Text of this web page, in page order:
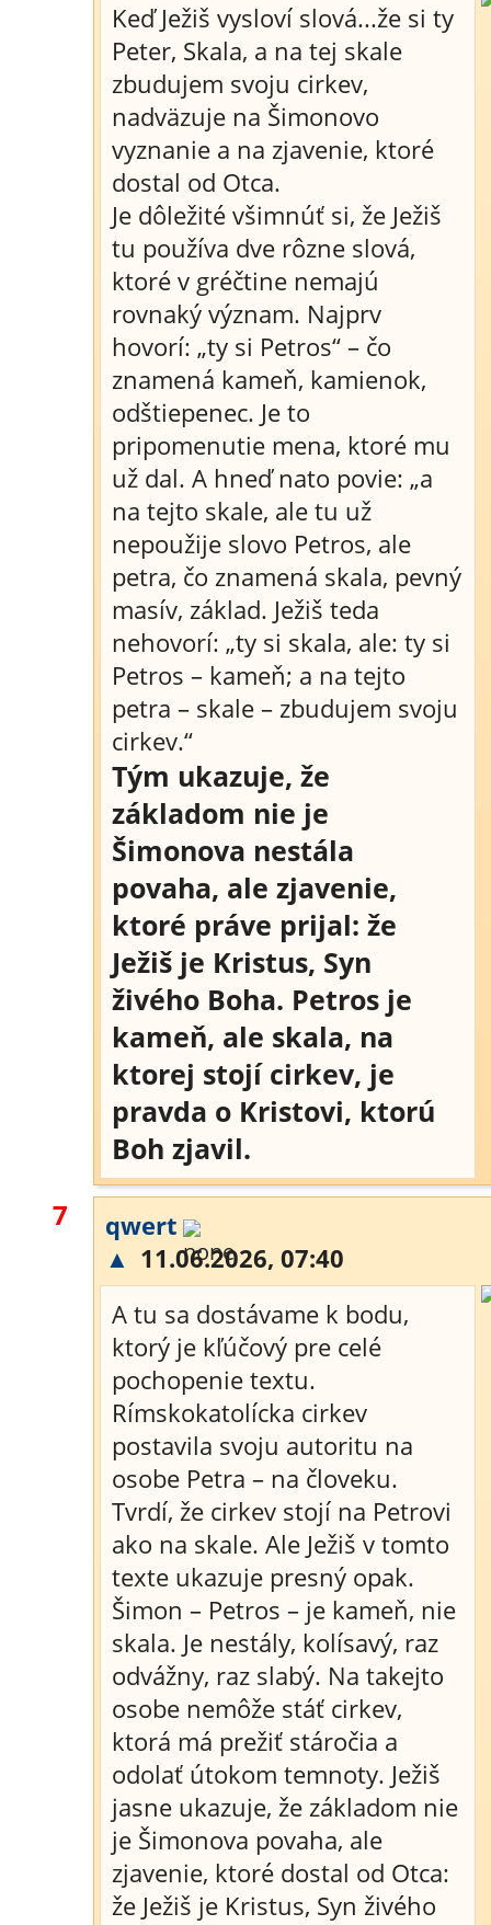
Keď Ježiš vysloví slová...že si ty
Peter, Skala, a na tej skale
zbudujem svoju cirkev,
nadväzuje na Šimonovo
vyznanie a na zjavenie, ktoré
dostal od Otca.
Je dôležité všimnúť si, že Ježiš
tu používa dve rôzne slová,
ktoré v gréčtine nemajú
rovnaký význam. Najprv
hovorí: „ty si Petros“ – čo
znamená kameň, kamienok,
odštiepenec. Je to
pripomenutie mena, ktoré mu
už dal. A hneď nato povie: „a
na tejto skale, ale tu už
nepoužije slovo Petros, ale
petra, čo znamená skala, pevný
masív, základ. Ježiš teda
nehovorí: „ty si skala, ale: ty si
Petros – kameň; a na tejto
petra – skale – zbudujem svoju
cirkev.“
Tým ukazuje, že
základom nie je
Šimonova nestála
povaha, ale zjavenie,
ktoré práve prijal: že
Ježiš je Kristus, Syn
živého Boha. Petros je
kameň, ale skala, na
ktorej stojí cirkev, je
pravda o Kristovi, ktorú
Boh zjavil.
7
qwert
▲ 11.06.2026, 07:40
A tu sa dostávame k bodu,
ktorý je kľúčový pre celé
pochopenie textu.
Rímskokatolícka cirkev
postavila svoju autoritu na
osobe Petra – na človeku.
Tvrdí, že cirkev stojí na Petrovi
ako na skale. Ale Ježiš v tomto
texte ukazuje presný opak.
Šimon – Petros – je kameň, nie
skala. Je nestály, kolísavý, raz
odvážny, raz slabý. Na takejto
osobe nemôže stáť cirkev,
ktorá má prežiť stáročia a
odolať útokom temnoty. Ježiš
jasne ukazuje, že základom nie
je Šimonova povaha, ale
zjavenie, ktoré dostal od Otca:
že Ježiš je Kristus, Syn živého